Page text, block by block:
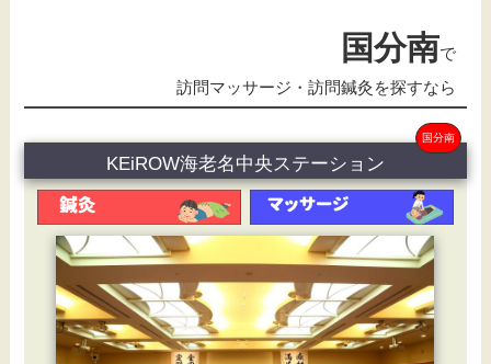
国分南で
訪問マッサージ・訪問鍼灸を探すなら
国分南
KEiROW海老名中央ステーション